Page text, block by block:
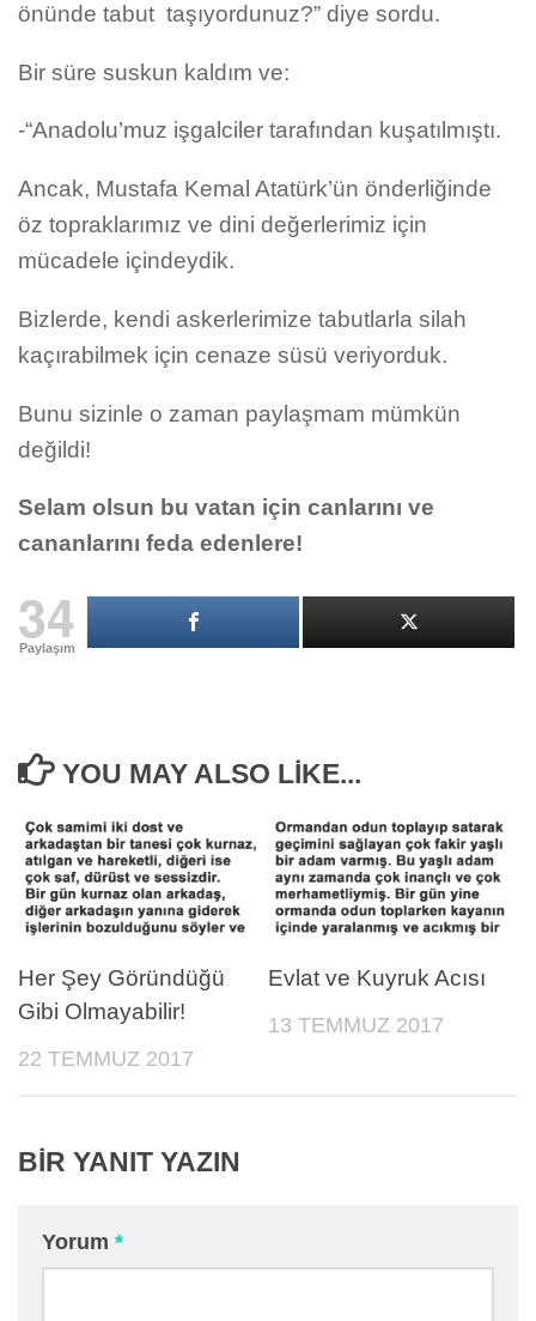
önünde tabut taşıyordunuz?” diye sordu.
Bir süre suskun kaldım ve:
-“Anadolu’muz işgalciler tarafından kuşatılmıştı.
Ancak, Mustafa Kemal Atatürk’ün önderliğinde
öz topraklarımız ve dini değerlerimiz için
mücadele içindeydik.
Bizlerde, kendi askerlerimize tabutlarla silah
kaçırabilmek için cenaze süsü veriyorduk.
Bunu sizinle o zaman paylaşmam mümkün
değildi!
Selam olsun bu vatan için canlarını ve
cananlarını feda edenlere!
34
Paylaşım
YOU MAY ALSO LIKE...
Her Şey Göründüğü
Gibi Olmayabilir!
22 TEMMUZ 2017
Evlat ve Kuyruk Acısı
13 TEMMUZ 2017
BIR YANIT YAZIN
Yorum *